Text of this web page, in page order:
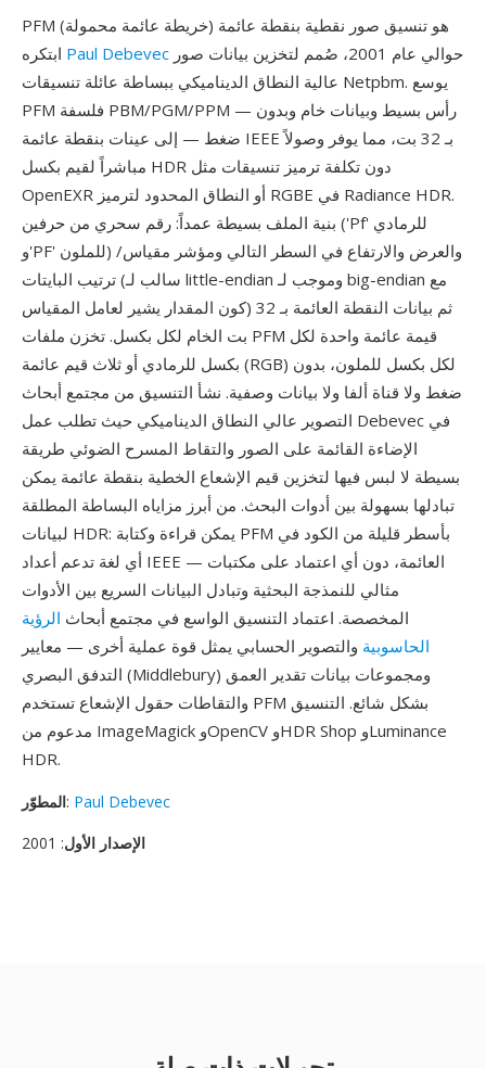
PFM (خريطة عائمة محمولة) هو تنسيق صور نقطية بنقطة عائمة
Paul Debevec
عالية النطاق الديناميكي ببساطة عائلة تنسيقات Netpbm. يوسع
PFM فلسفة PBM/PGM/PPM — رأس بسيط وبيانات خام وبدون
ضغط — إلى عينات بنقطة عائمة IEEE بـ 32 بت، مما يوفر وصولاً
مباشراً لقيم بكسل HDR دون تكلفة ترميز تنسيقات مثل
OpenEXR أو النطاق المحدود لترميز RGBE في Radiance HDR.
بنية الملف بسيطة عمداً: رقم سحري من حرفين ('Pf' للرمادي
و'PF' للملون) والعرض والارتفاع في السطر التالي ومؤشر مقياس/
ترتيب البايتات (سالب لـ little-endian وموجب لـ big-endian مع
كون المقدار يشير لعامل المقياس) ثم بيانات النقطة العائمة بـ 32
بت الخام لكل بكسل. تخزن ملفات PFM قيمة عائمة واحدة لكل
بكسل للرمادي أو ثلاث قيم عائمة (RGB) لكل بكسل للملون، بدون
ضغط ولا قناة ألفا ولا بيانات وصفية. نشأ التنسيق من مجتمع أبحاث
التصوير عالي النطاق الديناميكي حيث تطلب عمل Debevec في
الإضاءة القائمة على الصور والتقاط المسرح الضوئي طريقة
بسيطة لا لبس فيها لتخزين قيم الإشعاع الخطية بنقطة عائمة يمكن
تبادلها بسهولة بين أدوات البحث. من أبرز مزاياه البساطة المطلقة
لبيانات HDR: يمكن قراءة وكتابة PFM بأسطر قليلة من الكود في
أي لغة تدعم أعداد IEEE العائمة، دون أي اعتماد على مكتبات —
مثالي للنمذجة البحثية وتبادل البيانات السريع بين الأدوات
المخصصة. اعتماد التنسيق الواسع في مجتمع أبحاث الرؤية
الحاسوبية والتصوير الحسابي يمثل قوة عملية أخرى — معايير
التدفق البصري (Middlebury) ومجموعات بيانات تقدير العمق
والتقاطات حقول الإشعاع تستخدم PFM بشكل شائع. التنسيق
مدعوم من ImageMagick وOpenCV وHDR Shop وLuminance
HDR.
المطوّر: Paul Debevec
الإصدار الأول: 2001